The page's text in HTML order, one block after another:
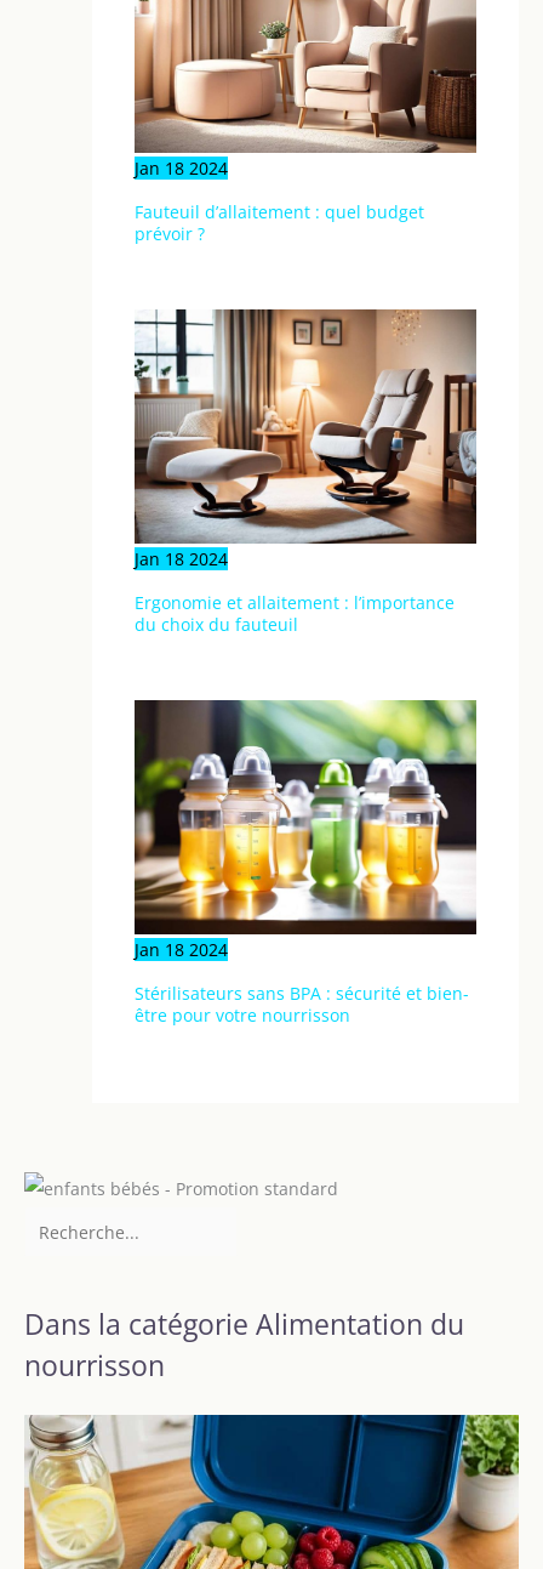
Jan 18 2024
Fauteuil d’allaitement : quel budget
prévoir ?
Jan 18 2024
Ergonomie et allaitement : l’importance
du choix du fauteuil
Jan 18 2024
Stérilisateurs sans BPA : sécurité et bien-
être pour votre nourrisson
Dans la catégorie Alimentation du
nourrisson